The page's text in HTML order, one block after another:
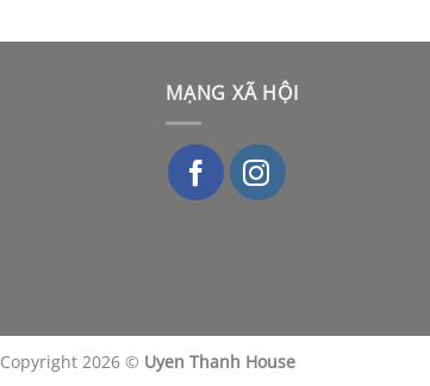
MẠNG XÃ HỘI
Copyright 2026 © Uyen Thanh House